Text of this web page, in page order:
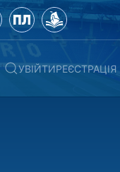
УВІЙТИРЕЄСТРАЦІЯ